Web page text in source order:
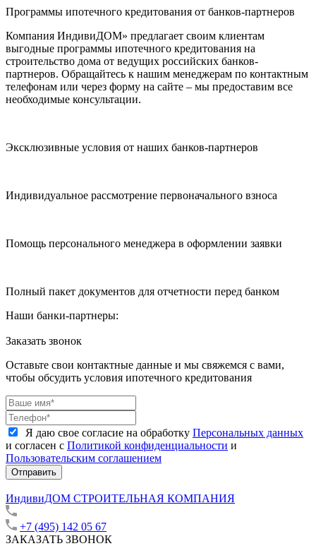
Программы ипотечного кредитования от банков-партнеров
Компания ИндивиДОМ» предлагает своим клиентам
выгодные программы ипотечного кредитования на
строительство дома от ведущих российских банков-
партнеров. Обращайтесь к нашим менеджерам по контактным
телефонам или через форму на сайте – мы предоставим все
необходимые консультации.
Эксклюзивные условия от наших банков-партнеров
Индивидуальное рассмотрение первоначального взноса
Помощь персонального менеджера в оформлении заявки
Полный пакет документов для отчетности перед банком
Наши банки-партнеры:
Заказать звонок
Оставьте свои контактные данные и мы свяжемся с вами,
чтобы обсудить условия ипотечного кредитования
Я даю свое согласие на обработку Персональных данных
и согласен с Политикой конфиденциальности и
Пользовательским соглашением
Отправить
ИндивиДОМ СТРОИТЕЛЬНАЯ КОМПАНИЯ
+7 (495) 142 05 67
ЗАКАЗАТЬ ЗВОНОК